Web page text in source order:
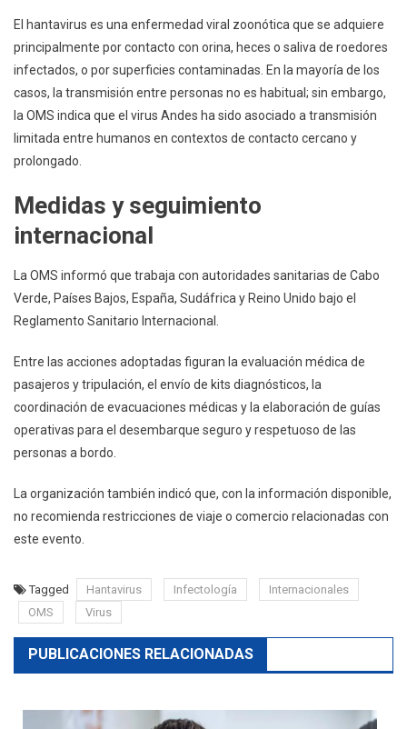
El hantavirus es una enfermedad viral zoonótica que se adquiere
principalmente por contacto con orina, heces o saliva de roedores
infectados, o por superficies contaminadas. En la mayoría de los
casos, la transmisión entre personas no es habitual; sin embargo,
la OMS indica que el virus Andes ha sido asociado a transmisión
limitada entre humanos en contextos de contacto cercano y
prolongado.
Medidas y seguimiento
internacional
La OMS informó que trabaja con autoridades sanitarias de Cabo
Verde, Países Bajos, España, Sudáfrica y Reino Unido bajo el
Reglamento Sanitario Internacional.
Entre las acciones adoptadas figuran la evaluación médica de
pasajeros y tripulación, el envío de kits diagnósticos, la
coordinación de evacuaciones médicas y la elaboración de guías
operativas para el desembarque seguro y respetuoso de las
personas a bordo.
La organización también indicó que, con la información disponible,
no recomienda restricciones de viaje o comercio relacionadas con
este evento.
Tagged Hantavirus Infectología
Internacionales
OMS
Virus
PUBLICACIONES RELACIONADAS